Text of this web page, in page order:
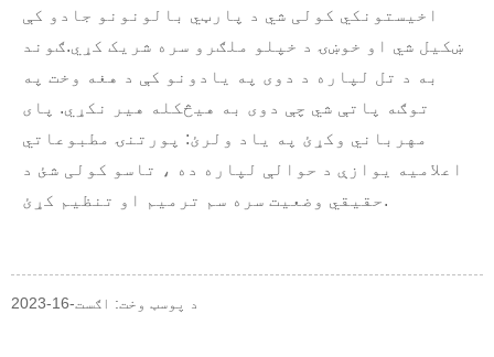
اخیستونکي کولی شي د پارټي بالونونو جادو کې
ښکیل شي او خوښۍ د خپلو ملګرو سره شریک کړي.ګوند
به د تل لپاره د دوی په یادونو کې د هغه وخت په
توګه پاتې شي چې دوی به هیڅکله هیر نکړي. پای
مهرباني وکړئ په یاد ولرئ: پورتنۍ مطبوعاتي
اعلامیه یوازې د حوالې لپاره ده ، تاسو کولی شئ د
حقیقي وضعیت سره سم ترمیم او تنظیم کړئ.
د پوسټ وخت: اګست-16-2023